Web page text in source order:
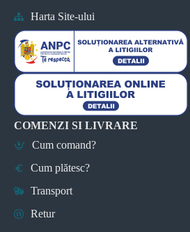
Harta Site-ului
COMENZI SI LIVRARE
Cum comand?
Cum plătesc?
Transport
Retur